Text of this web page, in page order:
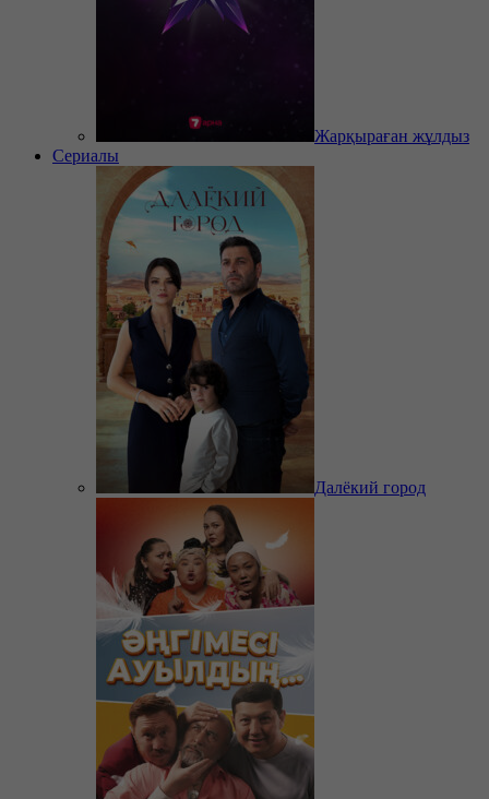
Жарқыраған жұлдыз
Сериалы
Далёкий город